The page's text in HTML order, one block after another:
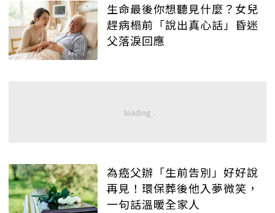
生命最後你想聽見什麼？女兒
趕病榻前「說出真心話」昏迷
父落淚回應
為癌父辦「生前告別」好好說
再見！環保葬後他入夢微笑，
一句話溫暖全家人